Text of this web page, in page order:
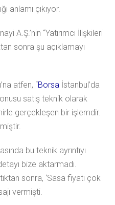
anlamı çıkıyor.
A.Ş.’nin “Yatırımcı İlişkileri
sonra şu açıklamayı
atfen, “Borsa İstanbul’da
satış teknik olarak
gerçekleşen bir işlemdir.
bu teknik ayrıntıyı
bize aktarmadı.
sonra, ‘Sasa fiyatı çok
vermişti.